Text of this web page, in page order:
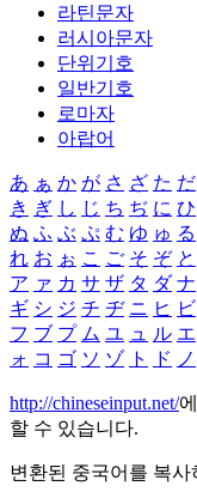
라틴문자
러시아문자
단위기호
일반기호
로마자
아랍어
あ ぁ か が さ ざ た だ
き ぎ し じ ち ぢ に ひ
ぬ ふ ぶ ぷ む ゆ ゅ る
れ お ぉ こ ご そ ぞ と
ア ァ カ サ ザ タ ダ ナ
ギ シ ジ チ ヂ ニ ヒ ビ
フ ブ プ ム ユ ュ ル エ
ォ コ ゴ ソ ゾ ト ド ノ
http://chineseinput.net/
할 수 있습니다.
변환된 중국어를 복